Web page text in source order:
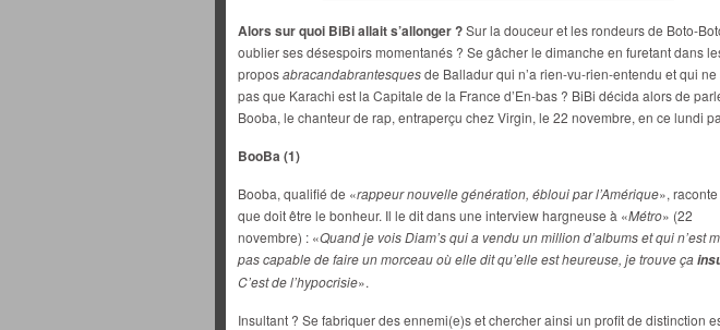
Alors sur quoi BiBi allait s’allonger ?Sur la douceur et les rondeurs de Boto-
oublier ses désespoirs momentanés ? Se gâcher le dimanche en furetant dans
proposabracandabrantesquesde Balladur qui n’a rien-vu-rien-entendu et qui ne
pas que Karachi est la Capitale de la France d’En-bas ? BiBi décida alors de
Booba, le chanteur de rap, entraperçu chez Virgin, le 22 novembre, en ce lundi
BooBa (1)
Booba, qualifié de «rappeur nouvelle génération, ébloui par l’Amérique»,
que doit être le bonheur. Il le dit dans une interview hargneuse à «Métro» (22
novembre) : «Quand je vois Diam’s qui a vendu un million d’albums et qui n’est
pas capable de faire un morceau où elle dit qu’elle est heureuse, je trouve ça
C’est de l’hypocrisie».
Insultant ? Se fabriquer des ennemi(e)s et chercher ainsi un profit de distinction